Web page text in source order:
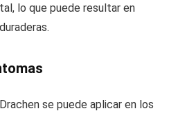
lo que puede resultar en
se puede aplicar en los